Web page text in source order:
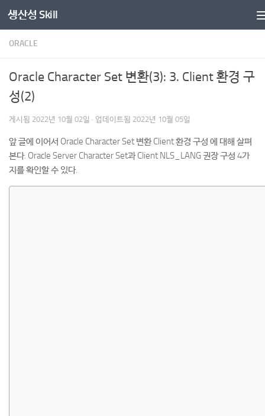
콘텐츠로 건너뛰기
생산성 Skill
ORACLE
Oracle Character Set 변환(3): 3. Client 환경 구
성(2)
게시됨 2022년 10월 02일 · 업데이트됨 2022년 10월 05일
앞 글에 이어서 Oracle Character Set 변환 Client 환경 구성 에 대해 살펴
본다. Oracle Server Character Set과 Client NLS_LANG 권장 구성 4가
지를 확인할 수 있다.